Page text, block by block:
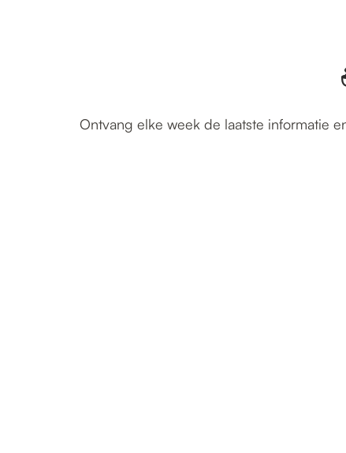
Ontvang elke week de laatste informatie